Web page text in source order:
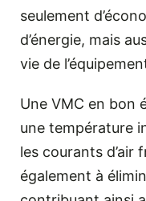
seulement
d’énergie, mais
vie de
Une VMC en bon
une température
les courants d’air
également à